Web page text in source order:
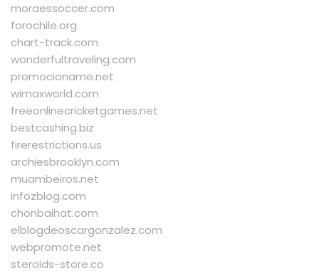
moraessoccer.com
forochile.org
chart-track.com
wonderfultraveling.com
promocioname.net
wimaxworld.com
freeonlinecricketgames.net
bestcashing.biz
firerestrictions.us
archiesbrooklyn.com
muambeiros.net
infozblog.com
chonbaihat.com
elblogdeoscargonzalez.com
webpromote.net
steroids-store.co